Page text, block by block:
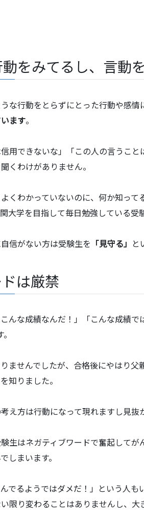
をみてるし、言動
な行動をとらずにとった行動や感
ます。
用できないな」「この人の言うこ
くわけがありません。
くわかっていないのに、何か知っ
大学を目指して毎日勉強している受
信がない方は受験生を 「見守る」 と
は厳禁
こんな成績なんだ！」「こんな成績
ませんでしたが、合格後にやはり父
知りました。
え方は行動になって現れますし見抜
生はネガティブワードで奮起して
しまいます。
んでるようではダメだ！」という人
限り変わることはありませんし、